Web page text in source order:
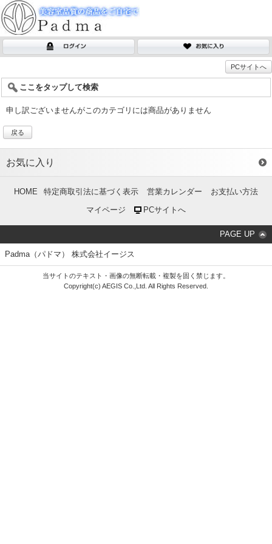
PCサイトへ
ここをタップして検索
申し訳ございませんがこのカテゴリには商品がありません
戻る
お気に入り
HOME 特定商取引法に基づく表示 営業カレンダー
お支払い方法
マイページ
PCサイトへ
PAGE UP
Padma（パドマ） 株式会社イージス
当サイトのテキスト・画像の無断転載・複製を固く禁じます。
Copyright(c) AEGIS Co.,Ltd. All Rights Reserved.